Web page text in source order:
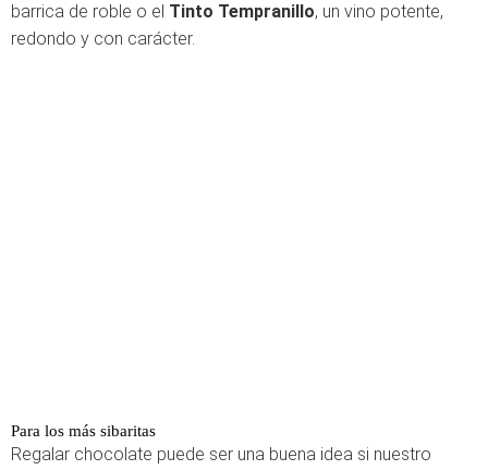
barrica de roble o el Tinto Tempranillo, un vino potente,
redondo y con carácter.
Para los más sibaritas
Regalar chocolate puede ser una buena idea si nuestro